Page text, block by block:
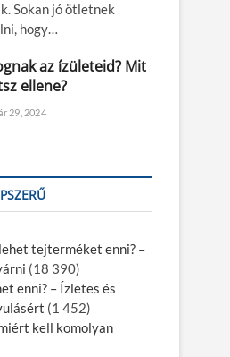
Sokan jó ötletnek
hogy…
az ízületeid? Mit
ellene?
29, 2024
tejterméket enni? –
(18 390)
enni? – Ízletes és
(1 452)
kell komolyan